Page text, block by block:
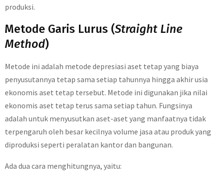
produksi.
Metode Garis Lurus (Straight Line
Method)
Metode ini adalah metode depresiasi aset tetap yang biaya
penyusutannya tetap sama setiap tahunnya hingga akhir usia
ekonomis aset tetap tersebut. Metode ini digunakan jika nilai
ekonomis aset tetap terus sama setiap tahun. Fungsinya
adalah untuk menyusutkan aset-aset yang manfaatnya tidak
terpengaruh oleh besar kecilnya volume jasa atau produk yang
diproduksi seperti peralatan kantor dan bangunan.
Ada dua cara menghitungnya, yaitu: